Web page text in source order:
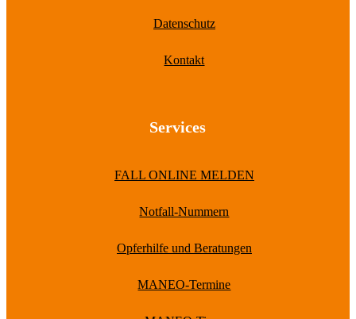
Datenschutz
Kontakt
Services
FALL ONLINE MELDEN
Notfall-Nummern
Opferhilfe und Beratungen
MANEO-Termine